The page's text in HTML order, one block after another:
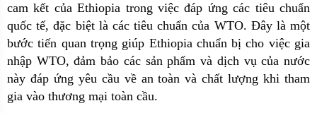
cam kết của Ethiopia trong việc đáp ứng các tiêu chuẩn
quốc tế, đặc biệt là các tiêu chuẩn của WTO. Đây là một
bước tiến quan trọng giúp Ethiopia chuẩn bị cho việc gia
nhập WTO, đảm bảo các sản phẩm và dịch vụ của nước
này đáp ứng yêu cầu về an toàn và chất lượng khi tham
gia vào thương mại toàn cầu.